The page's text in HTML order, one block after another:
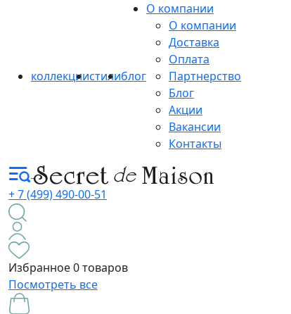
коллекциистилиблог
О компании
О компании
Доставка
Оплата
Партнерство
Блог
Акции
Вакансии
Контакты
+ 7 (499) 490-00-51
Избранное0 товаров
Посмотреть все